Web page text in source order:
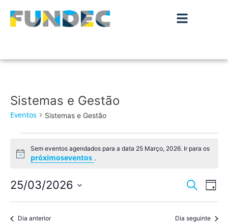
Sistemas e Gestão
Eventos Sistemas e Gestão
Aviso
Sem eventos agendados para a data 25 Março, 2026. Ir para os
próximoseventos .
de
Pesquisar
de
Dia
25/03/2026
a
data.Dia anterior Dia seguinte